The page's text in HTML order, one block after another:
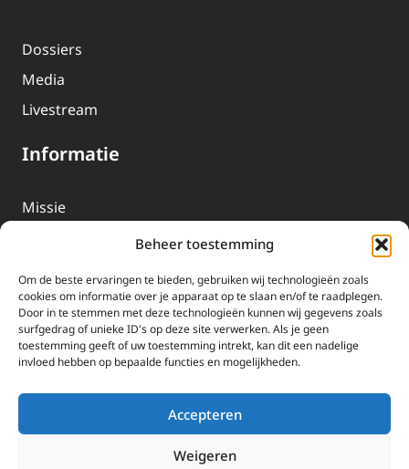
Beheer toestemming
Om de beste ervaringen te bieden, gebruiken wij technologieën zoals
cookies om informatie over je apparaat op te slaan en/of te raadplegen.
Door in te stemmen met deze technologieën kunnen wij gegevens zoals
surfgedrag of unieke ID's op deze site verwerken. Als je geen
toestemming geeft of uw toestemming intrekt, kan dit een nadelige
invloed hebben op bepaalde functies en mogelijkheden.
Accepteren
Weigeren
Dossiers
Media
Livestream
Informatie
Missie
EWTN-Team
Organisatiegegevens
Doneren
EWTN wordt uitsluitend gefinancierd door uw donaties.
Wij ontvangen bewust geen advertentie-inkomsten of